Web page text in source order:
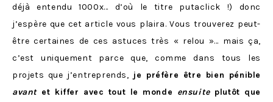
déjà entendu 1000x… d’où le titre putaclick !) donc
j’espère que cet article vous plaira. Vous trouverez peut-
être certaines de ces astuces très « relou »… mais ça,
c’est uniquement parce que, comme dans tous les
projets que j’entreprends, je préfère être bien pénible
avant et kiffer avec tout le monde ensuiteplutôt que